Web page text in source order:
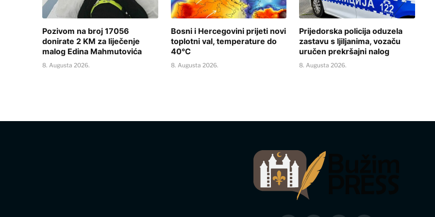
Pozivom na broj 17056
donirate 2 KM za liječenje
malog Edina Mahmutovića
8. Augusta 2026.
Bosni i Hercegovini prijeti novi
toplotni val, temperature do
40°C
8. Augusta 2026.
Prijedorska policija oduzela
zastavu s ljiljanima, vozaču
uručen prekršajni nalog
8. Augusta 2026.